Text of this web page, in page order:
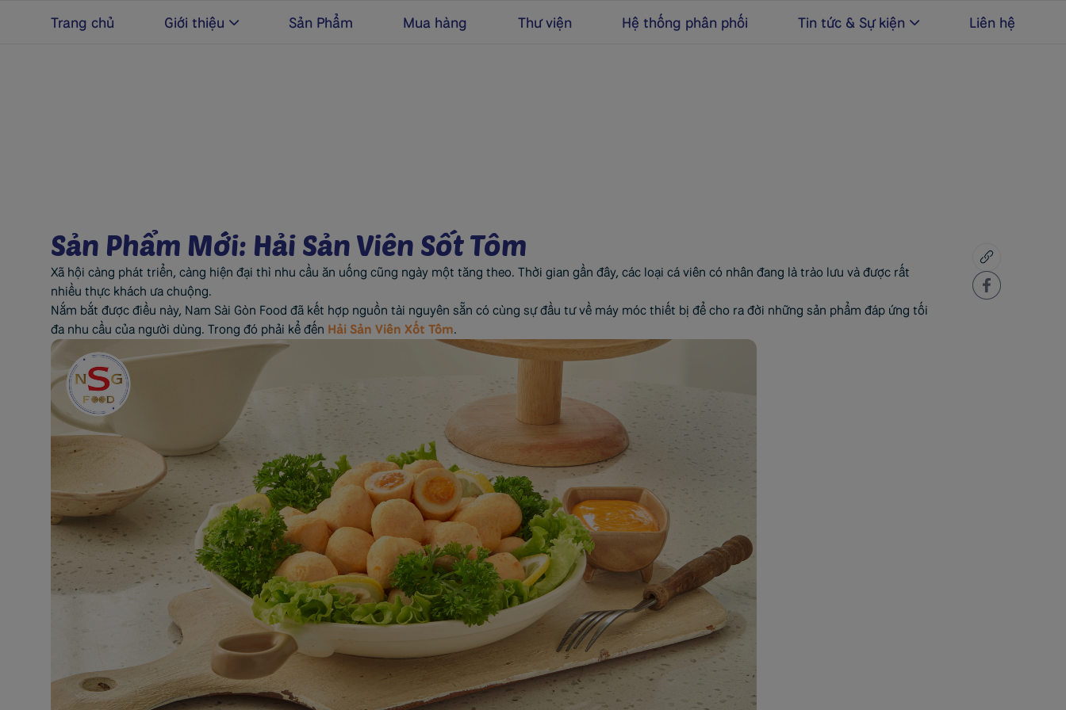
Trang chủ Giới thiệu Sản Phẩm Mua hàng Thư viện Hệ thống phân phối Tin tức & Sự kiện Liên hệ
Sản Phẩm Mới: Hải Sản Viên Sốt Tôm
Xã hội càng phát triển, càng hiện đại thì nhu cầu ăn uống cũng ngày một tăng theo. Thời gian gần đây, các loại cá viên có nhân đang là trào lưu và được rất
nhiều thực khách ưa chuộng.
Nắm bắt được điều này, Nam Sài Gòn Food đã kết hợp nguồn tài nguyên sẵn có cùng sự đầu tư về máy móc thiết bị để cho ra đời những sản phẩm đáp ứng tối
đa nhu cầu của người dùng. Trong đó phải kể đến Hải Sản Viên Xốt Tôm.